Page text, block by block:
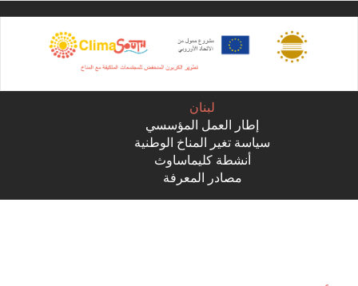
لبنان
إطار العمل المؤسسي
سياسة تغير المناخ الوطنية
أنشطة كليماساوث
مصادر المعرفة